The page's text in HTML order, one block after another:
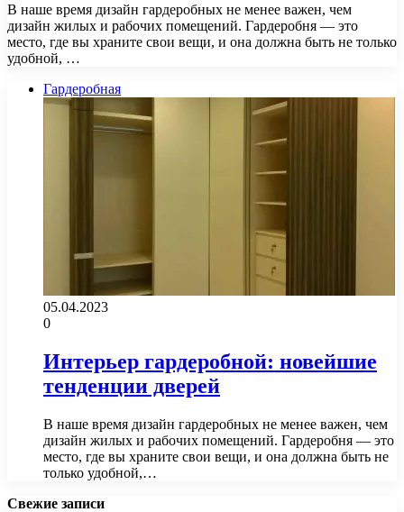
В наше время дизайн гардеробных не менее важен, чем
дизайн жилых и рабочих помещений. Гардеробня — это
место, где вы храните свои вещи, и она должна быть не только
удобной, …
Гардеробная
05.04.2023
0
Интерьер гардеробной: новейшие
тенденции дверей
В наше время дизайн гардеробных не менее важен, чем
дизайн жилых и рабочих помещений. Гардеробня — это
место, где вы храните свои вещи, и она должна быть не
только удобной,…
Свежие записи